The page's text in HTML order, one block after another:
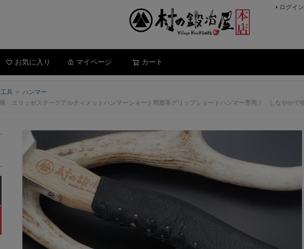
ログイン
お気に入り マイページ カート
具
ハンマー
屋 エリッゼステークアルティメットハンマーショート用鹿革グリップショートハンマー専用！ しなや